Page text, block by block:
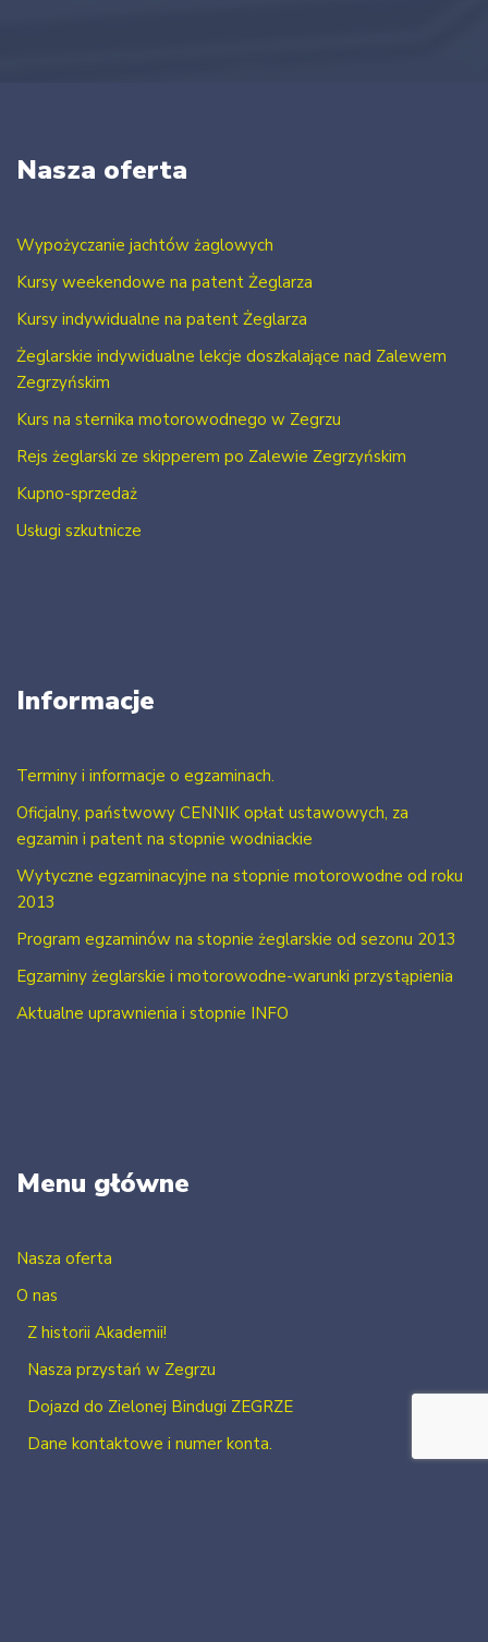
Nasza oferta
Wypożyczanie jachtów żaglowych
Kursy weekendowe na patent Żeglarza
Kursy indywidualne na patent Żeglarza
Żeglarskie indywidualne lekcje doszkalające nad Zalewem
Zegrzyńskim
Kurs na sternika motorowodnego w Zegrzu
Rejs żeglarski ze skipperem po Zalewie Zegrzyńskim
Kupno-sprzedaż
Usługi szkutnicze
Informacje
Terminy i informacje o egzaminach.
Oficjalny, państwowy CENNIK opłat ustawowych, za
egzamin i patent na stopnie wodniackie
Wytyczne egzaminacyjne na stopnie motorowodne od roku
2013
Program egzaminów na stopnie żeglarskie od sezonu 2013
Egzaminy żeglarskie i motorowodne-warunki przystąpienia
Aktualne uprawnienia i stopnie INFO
Menu główne
Nasza oferta
O nas
Z historii Akademii!
Nasza przystań w Zegrzu
Dojazd do Zielonej Bindugi ZEGRZE
Dane kontaktowe i numer konta.